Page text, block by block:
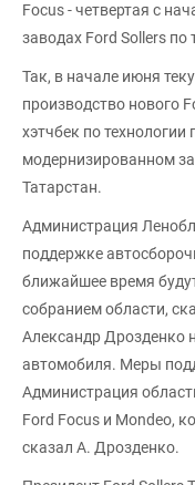
Focus - четвертая с
заводах Ford Sollers по
Так, в начале июня
производство нового
хэтчбек по
модернизированном
Татарстан.
Администрация
поддержке
ближайшее время
собранием области,
Александр Дрозденко
автомобиля. Меры
Администрация
Ford Focus и Mondeo,
сказал А. Дрозденко.